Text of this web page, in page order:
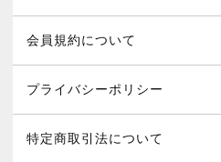
会員規約について
プライバシーポリシー
特定商取引法について